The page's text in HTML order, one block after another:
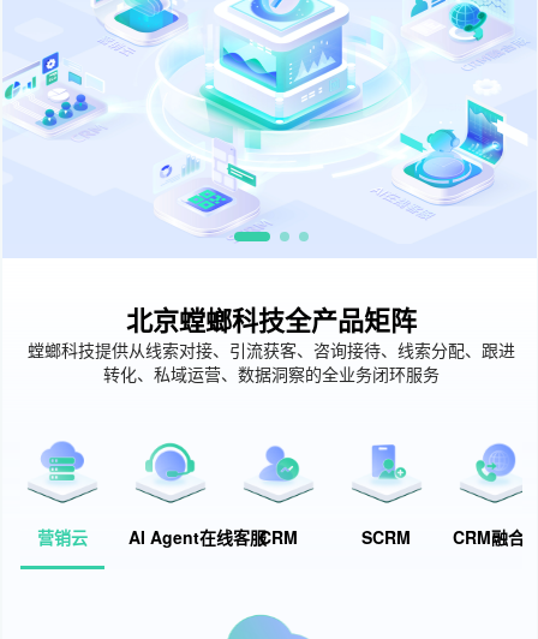
北京螳螂科技全产品矩阵
螳螂科技提供从线索对接、引流获客、咨询接待、线索分配、跟进
转化、私域运营、数据洞察的全业务闭环服务
营销云 AI Agent在线客服CRM SCRM CRM融合